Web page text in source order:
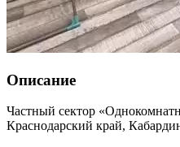
Описание
Частный сектор
Краснодарский край,